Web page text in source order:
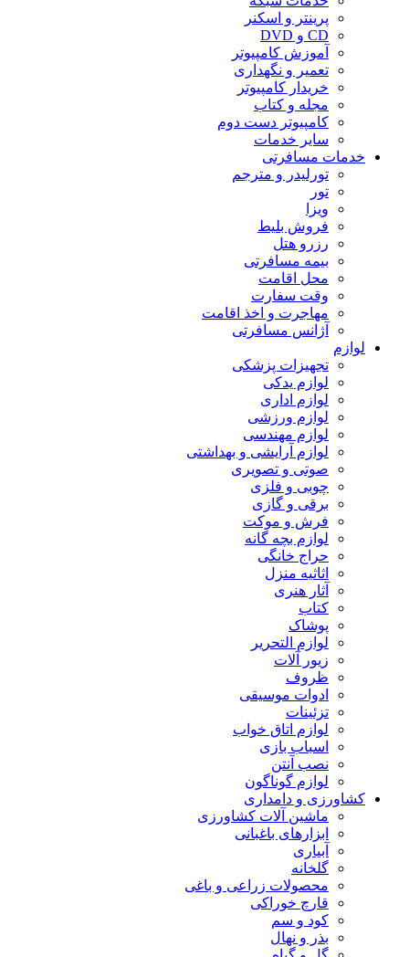
پرینتر و اسکنر
CD و DVD
آموزش کامپیوتر
تعمیر و نگهداری
خریدار کامپیوتر
مجله و کتاب
کامپیوتر دست دوم
سایر خدمات
خدمات مسافرتی
تورلیدر و مترجم
تور
ویزا
فروش بلیط
رزرو هتل
بیمه مسافرتی
محل اقامت
وقت سفارت
مهاجرت و اخذ اقامت
آژانس مسافرتی
لوازم
تجهیزات پزشکی
لوازم یدکی
لوازم اداری
لوازم ورزشی
لوازم مهندسی
لوازم آرایشی و بهداشتی
صوتی و تصویری
چوبی و فلزی
برقی و گازی
فرش و موکت
لوازم بچه گانه
حراج خانگی
اثاثیه منزل
آثار هنری
کتاب
پوشاک
لوازم التحریر
زیور آلات
ظروف
ادوات موسیقی
تزئینات
لوازم اتاق خواب
اسباب بازی
نصب آنتن
لوازم گوناگون
کشاورزی و دامداری
ماشین آلات کشاورزی
ابزارهای باغبانی
آبیاری
گلخانه
محصولات زراعی و باغی
قارچ خوراکی
کود و سم
بذر و نهال